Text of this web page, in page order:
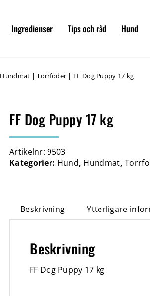
Ingredienser Tips och råd Hund
Hundmat |Torrfoder | FF Dog Puppy 17 kg
FF Dog Puppy 17 kg
Artikelnr:9503
Kategorier: Hund, Hundmat,
Beskrivning Ytterligare
Beskrivning
FF Dog Puppy 17 kg